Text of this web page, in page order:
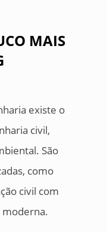
MAIS
existe o
civil,
São
como
civil com
moderna.